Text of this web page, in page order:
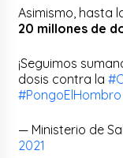
Asimismo, hasta
20 millones de
¡Seguimos
dosis contra la
#PongoElHombro
— Ministerio de
2021